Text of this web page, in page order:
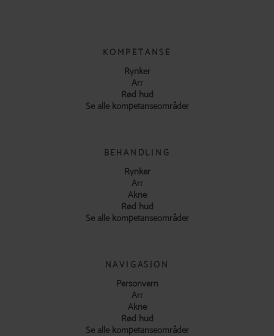
KOMPETANSE
Rynker
Arr
Rød hud
Se alle kompetanseområder
BEHANDLING
Rynker
Arr
Akne
Rød hud
Se alle kompetanseområder
NAVIGASJON
Personvern
Arr
Akne
Rød hud
Se alle kompetanseområder